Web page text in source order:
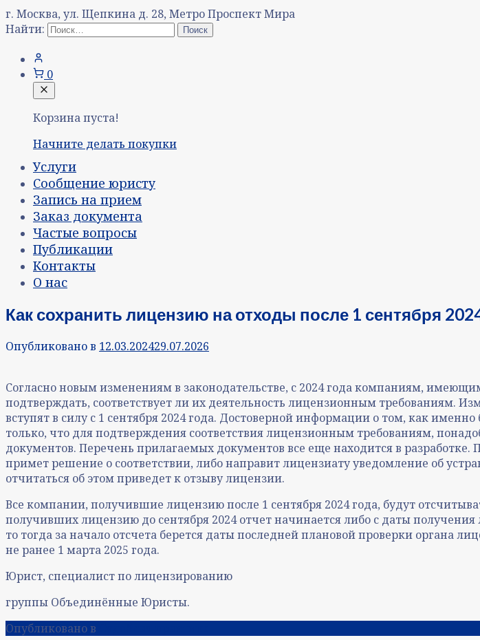
г. Москва, ул. Щепкина д. 28, Метро Проспект Мира
Найти:
0
Корзина пуста!
Начните делать покупки
Услуги
Сообщение юристу
Запись на прием
Заказ документа
Частые вопросы
Публикации
Контакты
О нас
Как сохранить лицензию на отходы после 1 сентября
Опубликовано в 12.03.202429.07.2026
Согласно новым изменениям в законодательстве, с 2024 года компаниям,
подтверждать, соответствует ли их деятельность лицензионным требованиям.
вступят в силу с 1 сентября 2024 года. Достоверной информации о том, как
только, что для подтверждения соответствия лицензионным требованиям,
документов. Перечень прилагаемых документов все еще находится в
примет решение о соответствии, либо направит лицензиату уведомление об
отчитаться об этом приведет к отзыву лицензии.
Все компании, получившие лицензию после 1 сентября 2024 года, будут
получивших лицензию до сентября 2024 отчет начинается либо с даты получения
то тогда за начало отсчета берется даты последней плановой проверки органа
не ранее 1 марта 2025 года.
Юрист, специалист по лицензированию
группы Объединённые Юристы.
Опубликовано в